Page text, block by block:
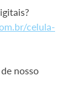
celula-
nosso